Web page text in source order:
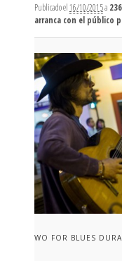
Publicado el16/10/2015a
arranca con el público
TWO FOR BLUES